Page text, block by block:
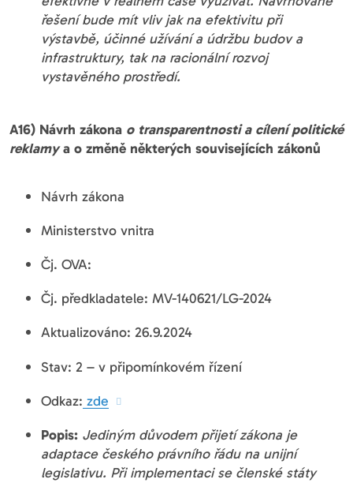
řešení bude mít vliv jak na efektivitu při
výstavbě, účinné užívání a údržbu budov a
infrastruktury, tak na racionální rozvoj
vystavěného prostředí.
A16) Návrh zákona o transparentnosti a cílení politické
reklamya o změně některých souvisejících zákonů
Návrh zákona
Ministerstvo vnitra
Čj. OVA:
Čj. předkladatele: MV-140621/LG-2024
Aktualizováno: 26.9.2024
Stav: 2 – v připomínkovém řízení
Odkaz: zde
Popis: Jediným důvodem přijetí zákona je
adaptace českého právního řádu na unijní
legislativu. Při implementaci se členské státy